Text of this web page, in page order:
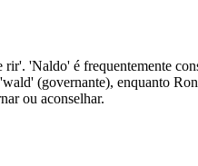
'Naldo' é frequentemente
(governante), enquanto
ou aconselhar.